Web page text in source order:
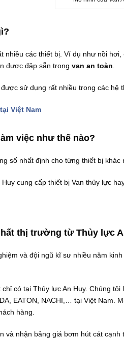
nhiều các thiết bị. Ví dụ như nồi
được đặp sẵn trong van an toàn
sử dụng rất nhiều trong các hệ
Việt Nam
việc như thế nào?
số nhất định cho từng thiết bị khác
cung cấp thiết bị Van thủy lực
thị trường từ Thủy lực
và đội ngũ kĩ sư nhiều năm
có tại Thủy lực An Huy. Chúng
EATON, NACHI,… tại Việt
hàng.
và nhận bảng giá bơm hút cát cạnh